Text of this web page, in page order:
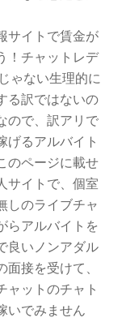
サイトで賃金が
！チャットレデ
ゃない生理的に
る訳ではないの
ので、訳アリで
げるアルバイト
のページに載せ
サイトで、個室
しのライブチャ
らアルバイトを
良いノンアダル
接を受けて、
ャットのチャト
いでみません